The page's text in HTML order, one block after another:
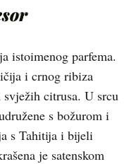
istoimenog parfema.
i crnog ribiza
citrusa. U srcu
s božurom i
s Tahitija i bijeli
je satenskom